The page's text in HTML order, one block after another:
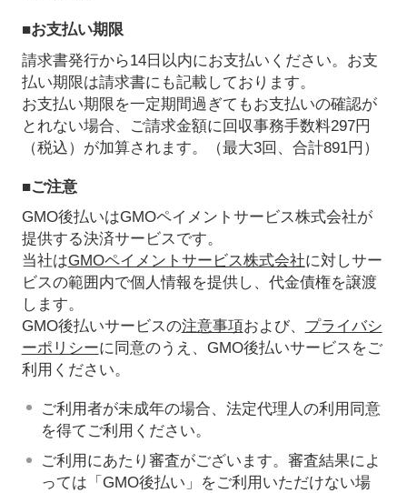
■お支払い期限
請求書発行から14日以内にお支払いください。お支
払い期限は請求書にも記載しております。
お支払い期限を一定期間過ぎてもお支払いの確認が
とれない場合、ご請求金額に回収事務手数料297円
（税込）が加算されます。（最大3回、合計891円）
■ご注意
GMO後払いはGMOペイメントサービス株式会社が
提供する決済サービスです。
当社はGMOペイメントサービス株式会社に対しサー
ビスの範囲内で個人情報を提供し、代金債権を譲渡
します。
GMO後払いサービスの注意事項および、 プライバシ
ーポリシーに同意のうえ、GMO後払いサービスをご
利用ください。
ご利用者が未成年の場合、法定代理人の利用同意
を得てご利用ください。
ご利用にあたり審査がございます。審査結果によ
っては「GMO後払い」をご利用いただけない場